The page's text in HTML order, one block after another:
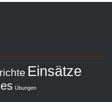
Einsätze
Übungen